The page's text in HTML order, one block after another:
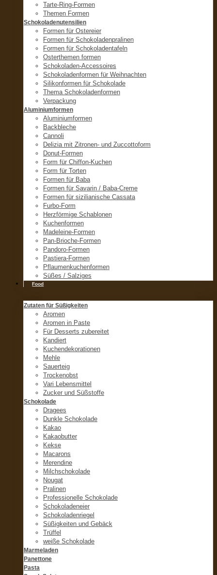
Tarte-Ring-Formen
Themen Formen
Schokoladenutensilien
Formen für Ostereier
Formen für Schokoladenpralinen
Formen für Schokoladentafeln
Osterthemen formen
Schokoladen-Accessoires
Schokoladenformen für Weihnachten
Silikonformen für Schokolade
Thema Schokoladenformen
Verpackung
Aluminiumformen
Aluminiumformen
Backbleche
Cannoli
Delizia mit Zitronen- und Zuccottoform
Donut-Formen
Form für Chiffon-Kuchen
Form für Torten
Formen für Baba
Formen für Savarin / Baba-Creme
Formen für sizilianische Cassata
Furbo-Form
Herzförmige Schablonen
Kuchenformen
Madeleine-Formen
Pan-Brioche-Formen
Pandoro-Formen
Pastiera-Formen
Pflaumenkuchenformen
Süßes / Salziges
Food
Zutaten für Süßigkeiten
Aromen
Aromen in Paste
Für Desserts zubereitet
Kandiert
Kuchendekorationen
Mehle
Sauerteig
Trockenobst
Vari Lebensmittel
Zucker und Süßstoffe
Schokolade
Dragees
Dunkle Schokolade
Kakao
Kakaobutter
Kekse
Macarons
Merendine
Milchschokolade
Nougat
Pralinen
Professionelle Schokolade
Schokoladeneier
Schokoladenriegel
Süßigkeiten und Gebäck
Trüffel
weiße Schokolade
Marmeladen
Panettone
Pasta